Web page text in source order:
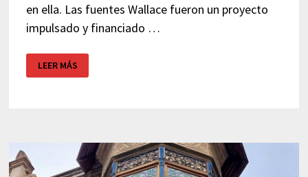
en ella. Las fuentes Wallace fueron un proyecto
impulsado y financiado …
FUENTE
WALLACE
–
LEER MÁS